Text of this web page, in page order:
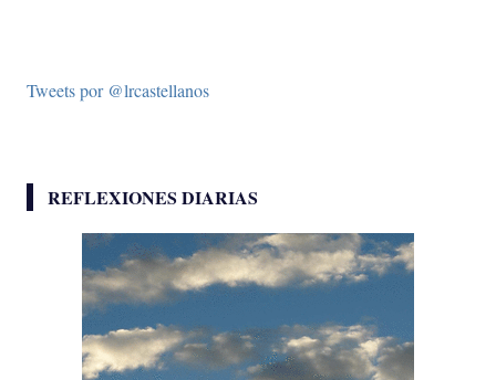
Tweets por @lrcastellanos
REFLEXIONES DIARIAS